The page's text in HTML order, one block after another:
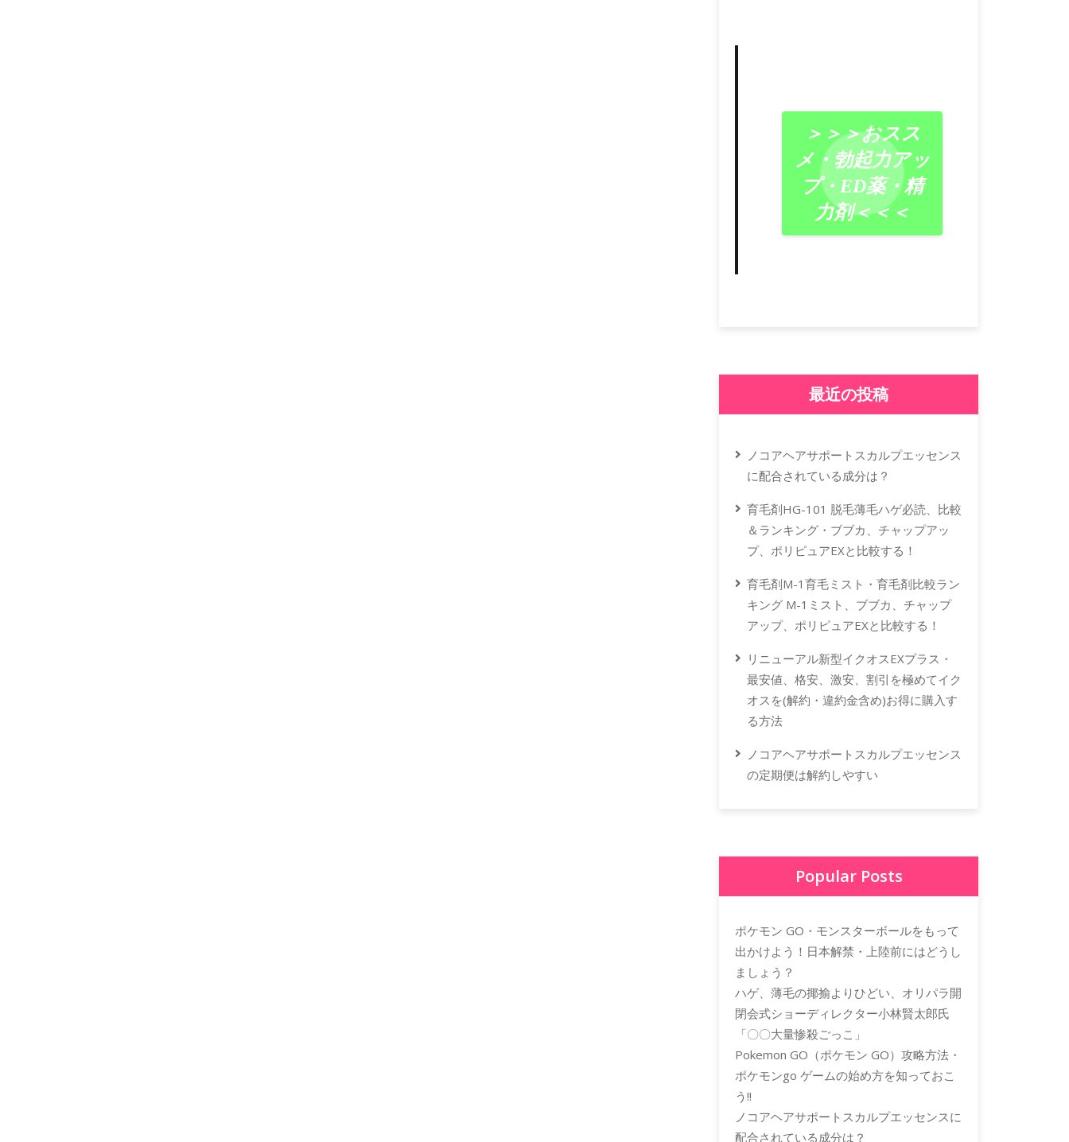
＞＞＞おスス
メ・勃起力アッ
プ・ED薬・精
力剤＜＜＜
最近の投稿
ノコアヘアサポートスカルプエッセンス
に配合されている成分は？
育毛剤HG-101 脱毛薄毛ハゲ必読、比較
＆ランキング・ブブカ、チャップアッ
プ、ポリピュアEXと比較する！
育毛剤M-1育毛ミスト・育毛剤比較ラン
キング M-1ミスト、ブブカ、チャップ
アップ、ポリピュアEXと比較する！
リニューアル新型イクオスEXプラス・
最安値、格安、激安、割引を極めてイク
オスを(解約・違約金含め)お得に購入す
る方法
ノコアヘアサポートスカルプエッセンス
の定期便は解約しやすい
Popular Posts
ポケモン GO・モンスターボールをもって
出かけよう！日本解禁・上陸前にはどうし
ましょう？
ハゲ、薄毛の揶揄よりひどい、オリパラ開
閉会式ショーディレクター小林賢太郎氏
「〇〇大量惨殺ごっこ」
Pokemon GO（ポケモン GO）攻略方法・
ポケモンgo ゲームの始め方を知っておこ
う!!
ノコアヘアサポートスカルプエッセンスに
配合されている成分は？